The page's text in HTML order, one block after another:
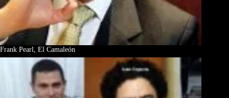
Frank Pearl, El Camaleón